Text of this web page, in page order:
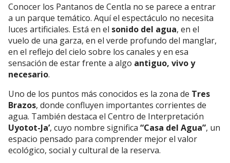
Conocer los Pantanos de Centla no se parece a entrar
a un parque temático. Aquí el espectáculo no necesita
luces artificiales. Está en el sonido del agua, en el
vuelo de una garza, en el verde profundo del manglar,
en el reflejo del cielo sobre los canales y en esa
sensación de estar frente a algo antiguo, vivo y
necesario.
Uno de los puntos más conocidos es la zona de Tres
Brazos, donde confluyen importantes corrientes de
agua. También destaca el Centro de Interpretación
Uyotot-Ja’, cuyo nombre significa “Casa del Agua”, un
espacio pensado para comprender mejor el valor
ecológico, social y cultural de la reserva.